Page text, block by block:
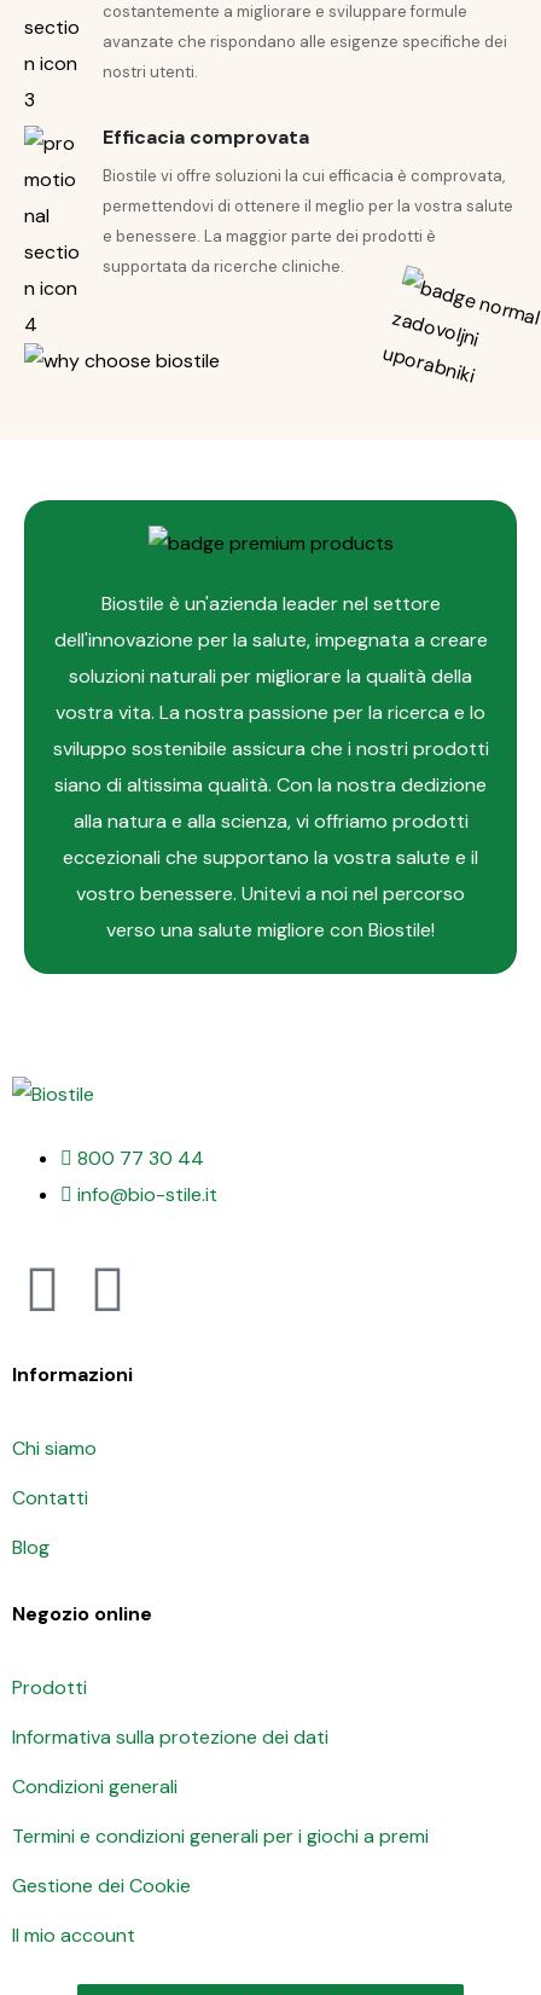
costantemente a migliorare e sviluppare formule
avanzate che rispondano alle esigenze specifiche dei
nostri utenti.
Efficacia comprovata
Biostile vi offre soluzioni la cui efficacia è comprovata,
permettendovi di ottenere il meglio per la vostra salute
e benessere. La maggior parte dei prodotti è
supportata da ricerche cliniche.
Biostile è un'azienda leader nel settore
dell'innovazione per la salute, impegnata a creare
soluzioni naturali per migliorare la qualità della
vostra vita. La nostra passione per la ricerca e lo
sviluppo sostenibile assicura che i nostri prodotti
siano di altissima qualità. Con la nostra dedizione
alla natura e alla scienza, vi offriamo prodotti
eccezionali che supportano la vostra salute e il
vostro benessere. Unitevi a noi nel percorso
verso una salute migliore con Biostile!
800 77 30 44
info@bio-stile.it
Informazioni
Chi siamo
Contatti
Blog
Negozio online
Prodotti
Informativa sulla protezione dei dati
Condizioni generali
Termini e condizioni generali per i giochi a premi
Gestione dei Cookie
Il mio account